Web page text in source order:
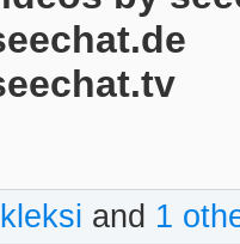
kleksi and 1